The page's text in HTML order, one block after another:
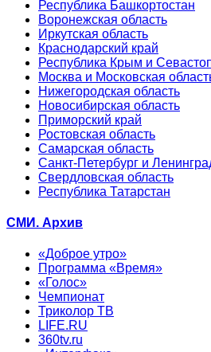
Республика Башкортостан
Воронежская область
Иркутская область
Краснодарский край
Республика Крым и
Москва и Московская
Нижегородская область
Новосибирская область
Приморский край
Ростовская область
Самарская область
Санкт-Петербург и
Свердловская область
Республика Татарстан
СМИ. Архив
«Доброе утро»
Программа «Время»
«Голос»
Чемпионат
Триколор ТВ
LIFE.RU
360tv.ru